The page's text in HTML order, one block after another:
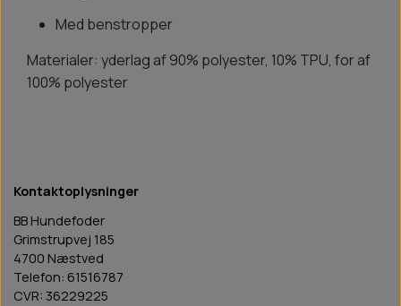
Med benstropper
Materialer: yderlag af 90% polyester, 10% TPU, for af
100% polyester
Kontaktoplysninger
BB Hundefoder
Grimstrupvej 185
4700 Næstved
Telefon: 61516787
CVR: 36229225